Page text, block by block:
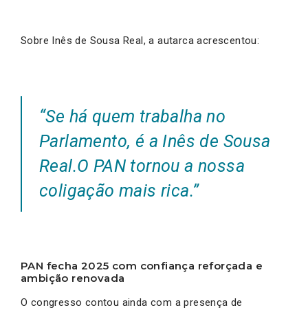
Sobre Inês de Sousa Real, a autarca acrescentou:
“Se há quem trabalha no
Parlamento, é a Inês de Sousa
Real.O PAN tornou a nossa
coligação mais rica.”
PAN fecha 2025 com confiança reforçada e
ambição renovada
O congresso contou ainda com a presença de